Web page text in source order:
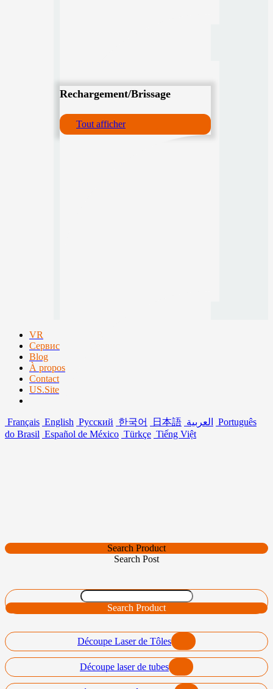
Rechargement/Brissage
Tout afficher
VR
Сервис
Blog
À propos
Contact
US.Site
Français English Русский 한국어 日本語 العربية
Português
do Brasil Español de México Türkçe Tiếng Việt
Search Product
Search Post
Search Product
Découpe Laser de Tôles
Découpe laser de tubes